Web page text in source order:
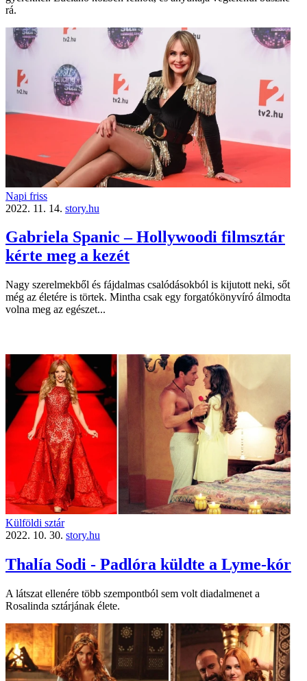
rá.
Napi friss
2022. 11. 14. story.hu
Gabriela Spanic – Hollywoodi filmsztár
kérte meg a kezét
Nagy szerelmekből és fájdalmas csalódásokból is kijutott neki, sőt
még az életére is törtek. Mintha csak egy forgatókönyvíró álmodta
volna meg az egészet...
Külföldi sztár
2022. 10. 30. story.hu
Thalía Sodi - Padlóra küldte a Lyme-kór
A látszat ellenére több szempontból sem volt diadalmenet a
Rosalinda sztárjának élete.